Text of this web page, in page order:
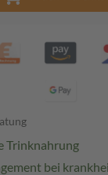
Trinknahrung
bei